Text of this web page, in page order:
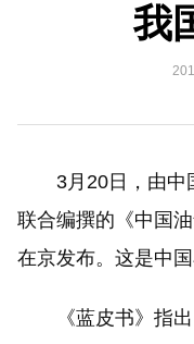
低温冷凝技术助力大气污染
我
3月20日，由中
联合编撰的《中国
在京发布。这是中
《蓝皮书》指